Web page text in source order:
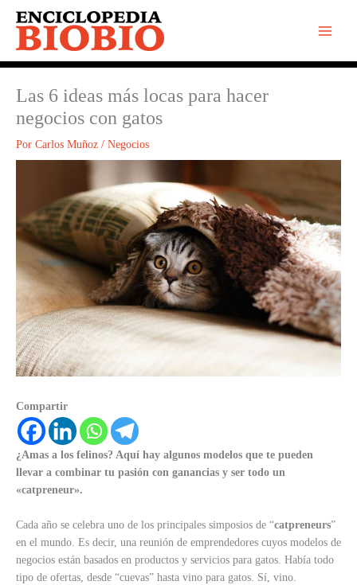
contenido
Las 6 ideas más locas para hacer
negocios con gatos
Por Carlos Muñoz / Negocios
Compartir
¿Amas a los felinos? Aquí hay algunos modelos que te pueden
llevar a combinar tu pasión con ganancias y ser todo un
«catpreneur».
Cada año se celebra uno de los principales simposios de “catpreneurs”
en el mundo. Es decir, una reunión de emprendedores cuyos modelos de
negocios están basados en productos y servicios para gatos. Había todo
tipo de ofertas, desde “cuevas” hasta vino para gatos. Sí, vino.